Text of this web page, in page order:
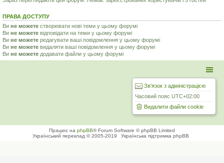
ПРАВА ДОСТУПУ
Ви не можете створювати нові теми у цьому форумі
Ви не можете відповідати на теми у цьому форумі
Ви не можете редагувати ваші повідомлення у цьому форумі
Ви не можете видаляти ваші повідомлення у цьому форумі
Ви не можете додавати файли у цьому форумі
Зв'язок з адміністрацією
Часовий пояс UTC+02:00
Видалити файли cookie
Працює на phpBB® Forum Software © phpBB Limited
Український переклад © 2005-2019
Українська підтримка phpBB